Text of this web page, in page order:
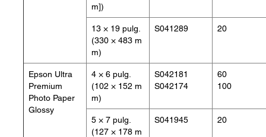
m])
13 × 19 pulg.
(330 × 483 m
m)
S041289 20
Epson Ultra
Premium
Photo Paper
Glossy
4 × 6 pulg.
(102 × 152 m
m)
S042181
S042174
60
100
5 × 7 pulg.
(127 × 178 m
S041945 20